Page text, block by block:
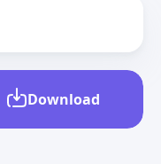
Download